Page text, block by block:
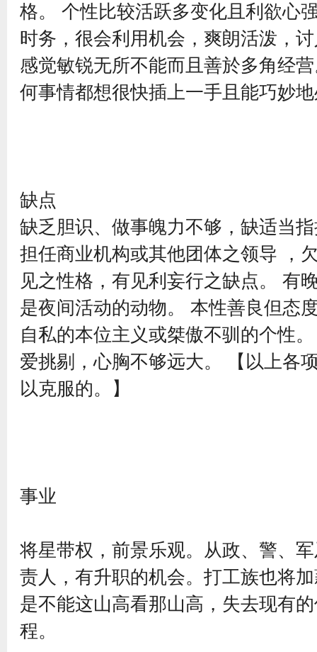
格。 个性比较活跃多变化且利欲心
时务，很会利用机会，爽朗活泼，
感觉敏锐无所不能而且善於多角经
何事情都想很快插上一手且能巧妙
缺点
缺乏胆识、做事魄力不够，缺适当
担任商业机构或其他团体之领导 ，
见之性格，有见利妄行之缺点。 有
是夜间活动的动物。 本性善良但态
自私的本位主义或桀傲不驯的个性
爱挑剔，心胸不够远大。 【以上各
以克服的。】
事业
将星带权，前景乐观。从政、警、
责人，有升职的机会。打工族也将
是不能这山高看那山高，失去现有
程。